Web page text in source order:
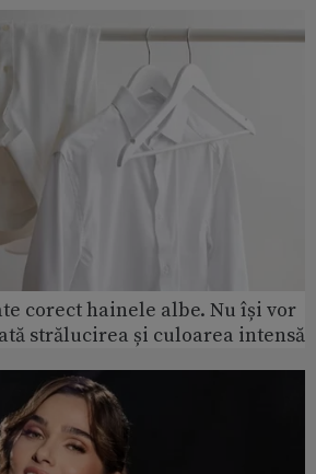
corect hainele albe. Nu își vor
strălucirea și culoarea intensă